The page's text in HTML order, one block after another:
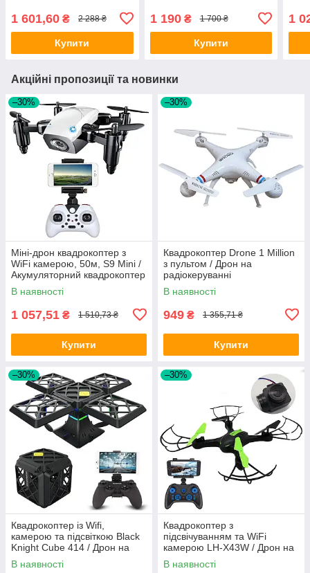
камера / Поворотна
камера з передачею на
телефон
1 601,60 ₴ 2 288 ₴
Купити
1 190₴ 1 700 ₴
Купити
1
Акційні пропозиції та новинки
–30%
Міні-дрон квадрокоптер з
WiFi камерою, 50м, S9 Mini /
Акумуляторний квадрокоптер
/ Ударостійкий складаний
дрон
В наявності
1 057,51 ₴ 1 510,73 ₴
Купити
–30%
Квадрокоптер Drone 1 Million
з пультом / Дрон на
радіокеруванні
В наявності
949 ₴ 1 355,71 ₴
Купити
–30%
Квадрокоптер із Wifi,
камерою та підсвіткою Black
Knight Cube 414 / Дрон на
радіокеруванні
В наявності
–30%
Квадрокоптер з
підсвічуванням та WiFi
камерою LH-X43W / Дрон на
радіокеруванні
В наявності